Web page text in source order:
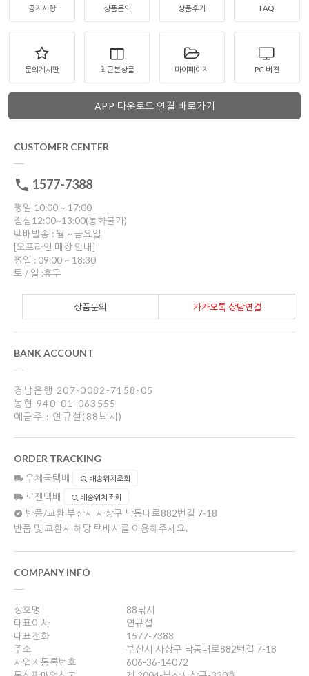
공지사항 상품문의 상품후기 FAQ
문의게시판 최근본상품 마이페이지 PC 버젼
APP 다운로드 연결 바로가기
CUSTOMER CENTER
1577-7388
평일 10:00 ~ 17:00
점심12:00~13:00(통화불가)
택배발송 : 월 ~ 금요일
[오프라인 매장 안내]
평일 : 09:00 ~ 18:30
토 / 일 :휴무
카카오톡 상담연결
상품문의
BANK ACCOUNT
경남은행 207-0082-7158-05
농협 940-01-063555
예금주 : 연규설(88낚시)
ORDER TRACKING
우체국택배 배송위치조회
로젠택배 배송위치조회
반품/교환 부산시 사상구 낙동대로882번길 7-18
반품 및 교환시 해당 택배사를 이용해주세요.
COMPANY INFO
상호명
88낚시
대표이사
연규설
대표전화
1577-7388
주소
부산시 사상구 낙동대로882번길 7-18
사업자등록번호
606-36-14072